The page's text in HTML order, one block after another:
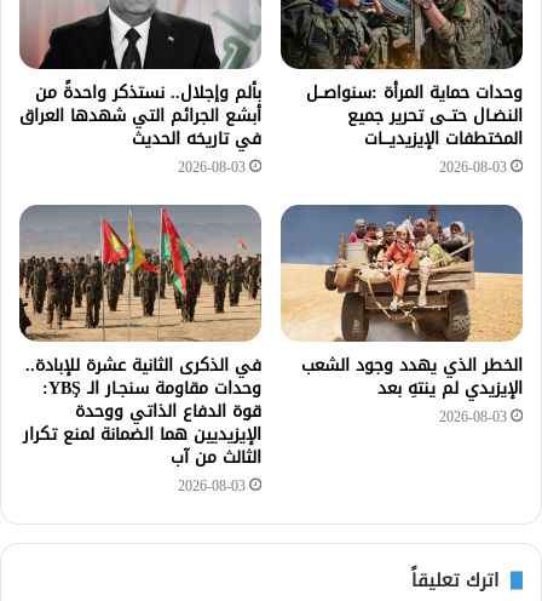
وحدات حماية المرأة :سنواصــل
النضـال حتــى تحرير جميع
المختطفات الإيزيديـــات
2026-08-03
بألم وإجلال.. نستذكر واحدةً من
أبشع الجرائم التي شهدها العراق
في تاريخه الحديث
2026-08-03
الخطر الذي يهدد وجود الشعب
الإيزيدي لم ينتهِ بعد
2026-08-03
في الذكرى الثانية عشرة للإبادة..
وحدات مقاومة سنجـار الـ YBŞ:
قوة الدفاع الذاتي ووحدة
الإيزيديين هما الضمانة لمنع تكرار
الثالث من آب
2026-08-03
اترك تعليقاً